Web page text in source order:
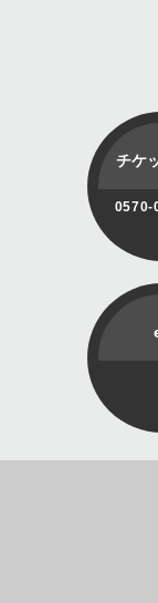
チケ
0570-